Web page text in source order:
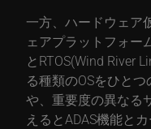
一方、ハードウェア
ェアプラットフォー
とRTOS(Wind River
る種類のOSをひと
や、重要度の異なる
えるとADAS機能と